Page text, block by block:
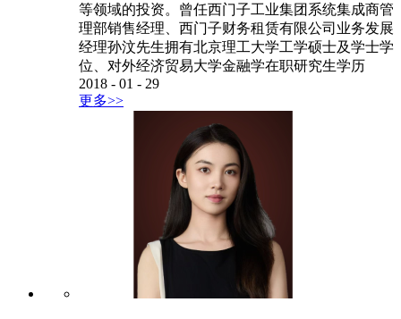
等领域的投资。曾任西门子工业集团系统集成商管
理部销售经理、西门子财务租赁有限公司业务发展
经理孙汶先生拥有北京理工大学工学硕士及学士学
位、对外经济贸易大学金融学在职研究生学历
2018 - 01 - 29
更多>>